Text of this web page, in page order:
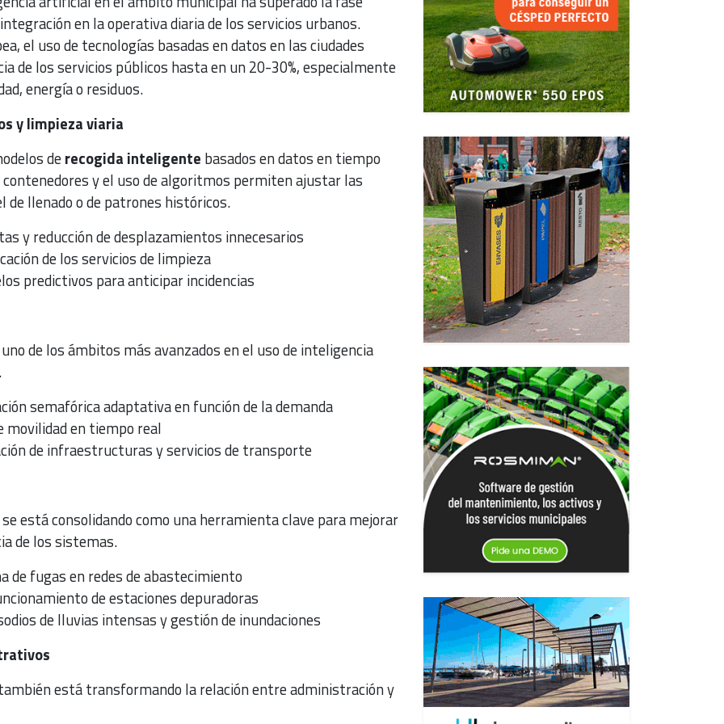
en la operativa diaria de los servicios urbanos.
el uso de tecnologías basadas en datos en las ciudades
de los servicios públicos hasta en un 20-30%, especialmente
energía o residuos.
y limpieza viaria
derecogida inteligente basados en datos en tiempo
contenedores y el uso de algoritmos permiten ajustar las
llenado o de patrones históricos.
y reducción de desplazamientos innecesarios
de los servicios de limpieza
predictivos para anticipar incidencias
de los ámbitos más avanzados en el uso de inteligencia
semafórica adaptativa en función de la demanda
movilidad en tiempo real
de infraestructuras y servicios de transporte
está consolidando como una herramienta clave para mejorar
de los sistemas.
de fugas en redes de abastecimiento
de estaciones depuradoras
de lluvias intensas y gestión de inundaciones
está transformando la relación entre administración y